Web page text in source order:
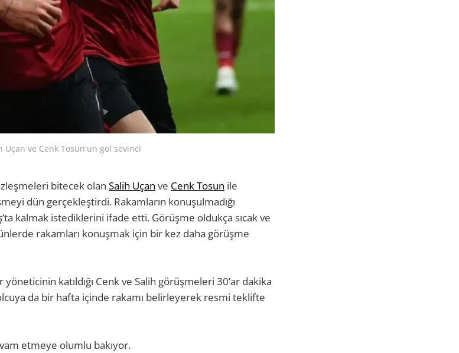
Uçan ve Cenk Tosun'un gol sevinci
bitecek olan Salih Uçan ve Cenk Tosun ile
dün gerçekleştirdi. Rakamların konuşulmadığı
kalmak istediklerini ifade etti. Görüşme oldukça sıcak ve
rakamları konuşmak için bir kez daha görüşme
katıldığı Cenk ve Salih görüşmeleri 30’ar dakika
da bir hafta içinde rakamı belirleyerek resmi teklifte
etmeye olumlu bakıyor.